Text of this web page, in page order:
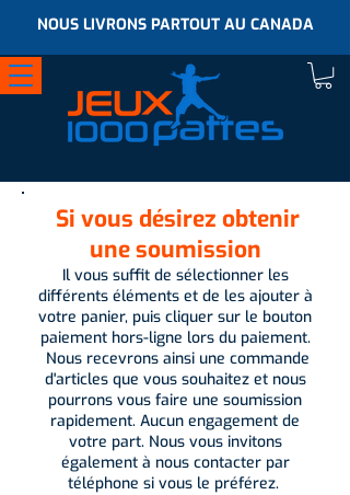
NOUS LIVRONS PARTOUT AU CANADA
Si vous désirez obtenir
une soumission
Il vous suffit de sélectionner les
différents éléments et de les ajouter à
votre panier, puis cliquer sur le bouton
paiement hors-ligne lors du paiement.
Nous recevrons ainsi une commande
d'articles que vous souhaitez et nous
pourrons vous faire une soumission
rapidement. Aucun engagement de
votre part. Nous vous invitons
également à nous contacter par
téléphone si vous le préférez.